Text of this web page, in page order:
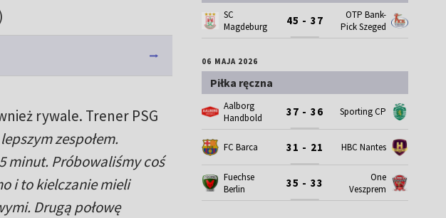
rywale. Trener PSG
zespołem.
minut. Próbowaliśmy coś
i to kielczanie mieli
Drugą połowę
SC
Magdeburg
45 - 37
OTP Bank-
Pick Szeged
06 MAJA 2026
Piłka ręczna
Aalborg
Handbold
37 - 36 Sporting CP
FC Barca 31 - 21 HBC Nantes
Fuechse
Berlin
35 - 33
One
Veszprem